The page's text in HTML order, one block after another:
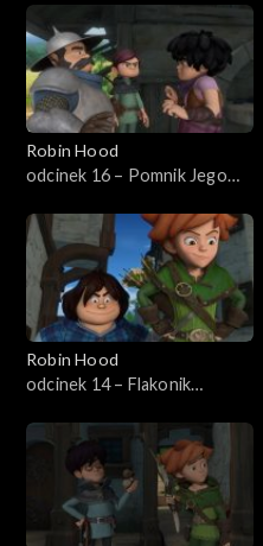
Robin Hood
odcinek 16 – Pomnik Jego
Robin Hood
odcinek 14 – Flakonik